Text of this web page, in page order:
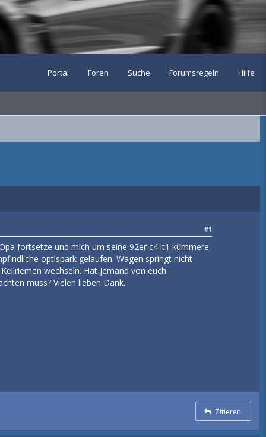
Portal Foren Suche Forumsregeln Hilfe
#1
fortsetze und mich um seine 92er c4 lt1 kümmere.
optispark gelaufen. Wagen springt nicht
wechseln. Hat jemand von euch
muss? Vielen lieben Dank.
Zitieren